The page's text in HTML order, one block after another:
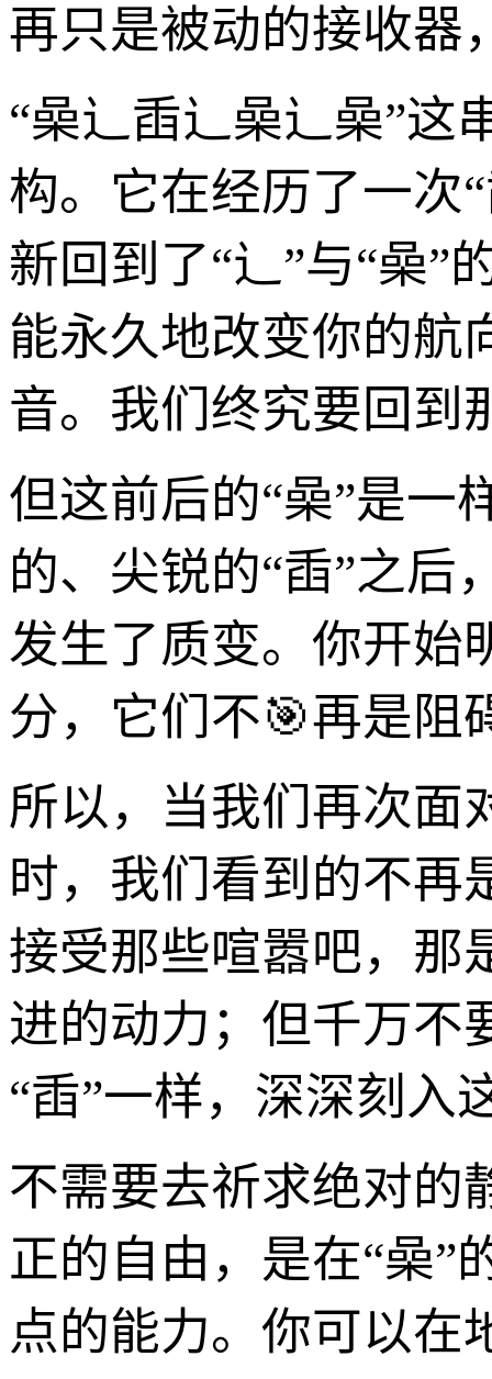
再只是被动的接收器
“喿辶臿辶喿辶喿”这
构。它在经历了一次
新回到了“辶”与“喿”
能永久地改变你的航
音。我们终究要回到
但这前后的“喿”是一
的、尖锐的“臿”之后
发生了质变。你开始
分，它们不🎯再是阻
所以，当我们再次面
时，我们看到的不再
接受那些喧嚣吧，那
进的动力；但千万不
“臿”一样，深深刻入
不需要去祈求绝对的
正的自由，是在“喿”
点的能力。你可以在